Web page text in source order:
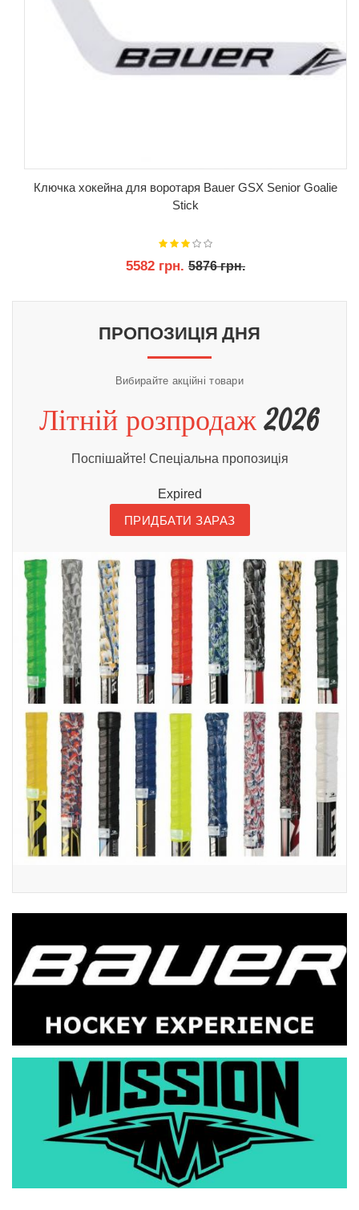
Ключка хокейна для воротаря Bauer GSX Senior Goalie
Stick
5582 грн. 5876 грн.
ПРОПОЗИЦІЯ ДНЯ
Вибирайте акційні товари
Літній розпродаж2026
Поспішайте! Спеціальна пропозиція
Expired
ПРИДБАТИ ЗАРАЗ